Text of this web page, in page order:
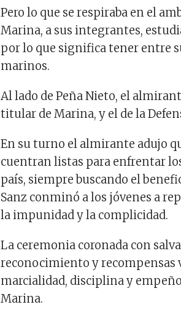
Pero lo que se respiraba en el
Marina, a sus integrantes,
por lo que significa tener entre
marinos.
Al lado de Peña Nieto, el
titular de Marina, y el de la
En su turno el almirante adujo
cuentran listas para enfrentar
país, siempre buscando el
Sanz conminó a los jóvenes a
la impunidad y la complicidad.
La ceremonia coronada con
reconocimiento y recompensas
marcialidad, disciplina y
Marina.